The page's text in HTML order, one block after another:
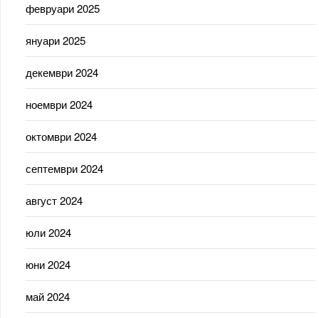
февруари 2025
януари 2025
декември 2024
ноември 2024
октомври 2024
септември 2024
август 2024
юли 2024
юни 2024
май 2024